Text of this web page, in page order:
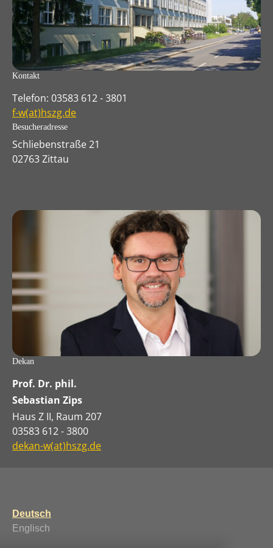
Kontakt
Telefon: 03583 612 - 3801
f-w(at)hszg.de
Besucheradresse
Schliebenstraße 21
02763 Zittau
Dekan
Prof. Dr. phil.
Sebastian Zips
Haus Z II, Raum 207
03583 612 - 3800
dekan-w(at)hszg.de
Deutsch
Englisch